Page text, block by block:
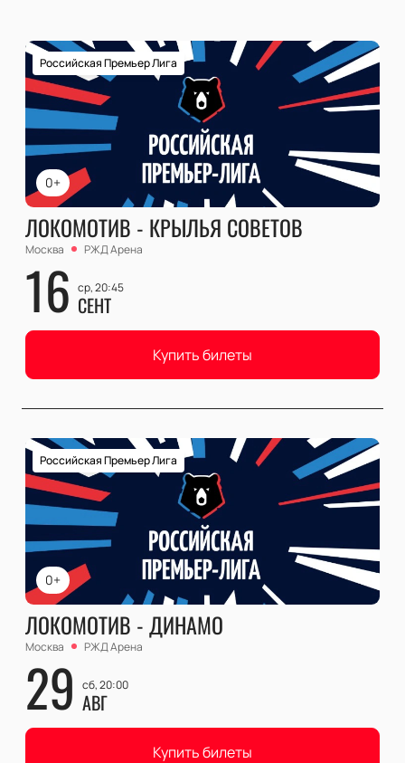
0+
Российская Премьер Лига
ЛОКОМОТИВ - КРЫЛЬЯ СОВЕТОВ
Москва РЖД Арена
16 ср, 20:45
СЕНТ
Купить билеты
0+
Российская Премьер Лига
ЛОКОМОТИВ - ДИНАМО
Москва РЖД Арена
29 сб, 20:00
АВГ
Купить билеты